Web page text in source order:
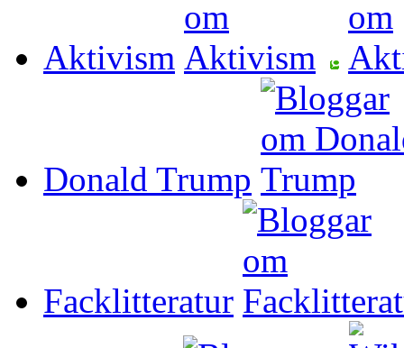
Aktivism
Donald Trump
Facklitteratur